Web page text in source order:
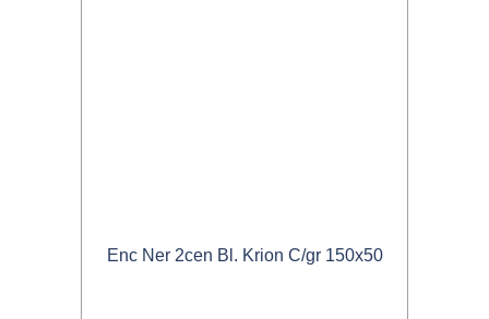
Enc Ner 2cen Bl. Krion C/gr 150x50